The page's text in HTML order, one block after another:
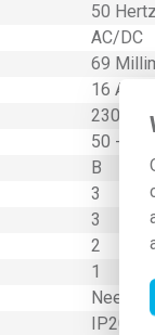
50
AC/DC
69
16
230
50 - 60
B
3
3
2
1
Nee
IP20